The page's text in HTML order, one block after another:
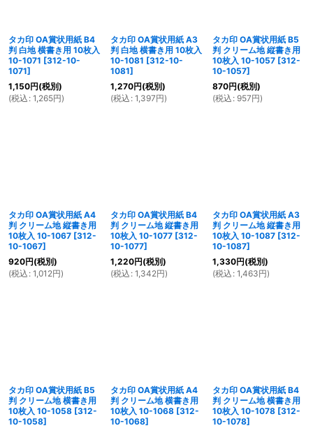
タカ印 OA賞状用紙 B4
判 白地 横書き用 10枚入
10-1071 [312-10-
1071]
1,150円(税別)
(税込 : 1,265円)
タカ印 OA賞状用紙 A3
判 白地 横書き用 10枚入
10-1081 [312-10-
1081]
1,270円(税別)
(税込 : 1,397円)
タカ印 OA賞状用紙 B5
判 クリーム地 縦書き用
10枚入 10-1057 [312-
10-1057]
870円(税別)
(税込 : 957円)
タカ印 OA賞状用紙 A4
判 クリーム地 縦書き用
10枚入 10-1067 [312-
10-1067]
920円(税別)
(税込 : 1,012円)
タカ印 OA賞状用紙 B4
判 クリーム地 縦書き用
10枚入 10-1077 [312-
10-1077]
1,220円(税別)
(税込 : 1,342円)
タカ印 OA賞状用紙 A3
判 クリーム地 縦書き用
10枚入 10-1087 [312-
10-1087]
1,330円(税別)
(税込 : 1,463円)
タカ印 OA賞状用紙 B5
判 クリーム地 横書き用
10枚入 10-1058 [312-
10-1058]
タカ印 OA賞状用紙 A4
判 クリーム地 横書き用
10枚入 10-1068 [312-
10-1068]
タカ印 OA賞状用紙 B4
判 クリーム地 横書き用
10枚入 10-1078 [312-
10-1078]